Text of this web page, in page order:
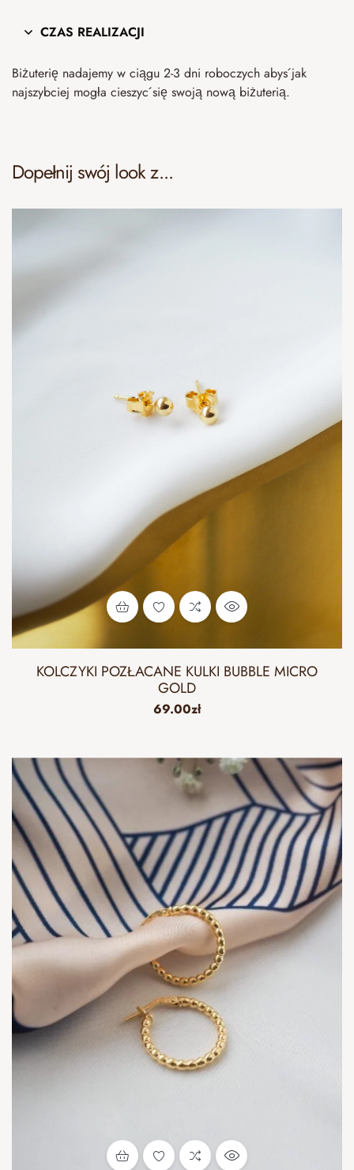
CZAS REALIZACJI
Biżuterię nadajemy w ciągu 2-3 dni roboczych abyś jak
najszybciej mogła cieszyć się swoją nową biżuterią.
Dopełnij swój look z...
KOLCZYKI POZŁACANE KULKI BUBBLE MICRO
GOLD
69.00zł